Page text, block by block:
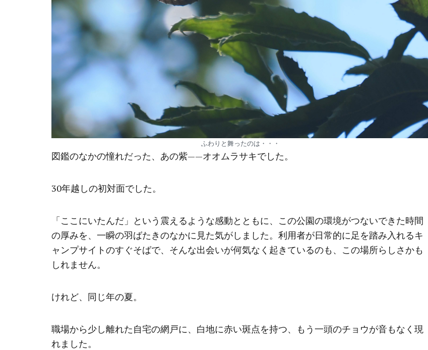
ふわりと舞ったのは・・・
図鑑のなかの憧れだった、あの紫——オオムラサキでした。
30年越しの初対面でした。
「ここにいたんだ」という震えるような感動とともに、この公園の環境がつないできた時間
の厚みを、一瞬の羽ばたきのなかに見た気がしました。利用者が日常的に足を踏み入れるキ
ャンプサイトのすぐそばで、そんな出会いが何気なく起きているのも、この場所らしさかも
しれません。
けれど、同じ年の夏。
職場から少し離れた自宅の網戸に、白地に赤い斑点を持つ、もう一頭のチョウが音もなく現
れました。